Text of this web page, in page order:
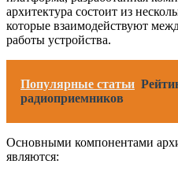
архитектура состоит из
которые взаимодействуют
работы устройства.
Популярные статьи
радиоприемников
Основными компонентами
являются: